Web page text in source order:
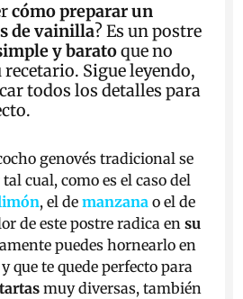
cómo preparar un
de vainilla? Es un postre
y baratoque no
Sigue leyendo,
todos los detalles para
genovés tradicional se
cual, como es el caso del
, el de manzanao el de
de este postre radica ensu
puedes hornearlo en
y que te quede perfecto para
tartas muy diversas, también